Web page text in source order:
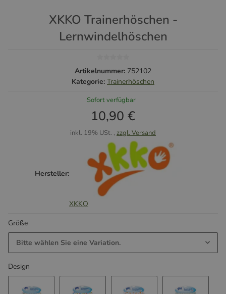
XKKO Trainerhöschen -
Lernwindelhöschen
Artikelnummer: 752102
Kategorie: Trainerhöschen
Sofort verfügbar
10,90 €
inkl. 19% USt. , zzgl. Versand
Hersteller:
XKKO
Größe
Bitte wählen Sie eine Variation.
Design